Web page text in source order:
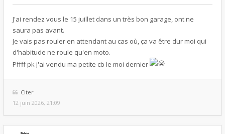
J'ai rendez vous le 15 juillet dans un très bon garage, ont ne
saura pas avant.
Je vais pas rouler en attendant au cas où, ça va être dur moi qui
d'habitude ne roule qu'en moto.
Pffff pk j'ai vendu ma petite cb le moi dernier
Citer
12 juin 2026, 21:09